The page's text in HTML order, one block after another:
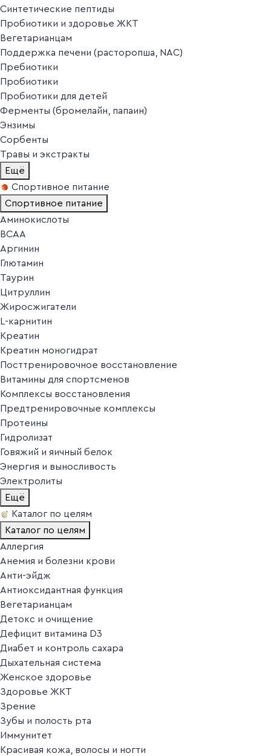
Синтетические пептиды
Пробиотики и здоровье ЖКТ
Вегетарианцам
Поддержка печени (расторопша, NAC)
Пребиотики
Пробиотики
Пробиотики для детей
Ферменты (бромелайн, папаин)
Энзимы
Сорбенты
Травы и экстракты
Ещё
Спортивное питание
Спортивное питание
Аминокислоты
BCAA
Аргинин
Глютамин
Таурин
Цитруллин
Жиросжигатели
L-карнитин
Креатин
Креатин моногидрат
Посттренировочное восстановление
Витамины для спортсменов
Комплексы восстановления
Предтренировочные комплексы
Протеины
Гидролизат
Говяжий и яичный белок
Энергия и выносливость
Электролиты
Ещё
Каталог по целям
Каталог по целям
Аллергия
Анемия и болезни крови
Анти-эйдж
Антиоксидантная функция
Вегетарианцам
Детокс и очищение
Дефицит витамина D3
Диабет и контроль сахара
Дыхательная система
Женское здоровье
Здоровье ЖКТ
Зрение
Зубы и полость рта
Иммунитет
Красивая кожа, волосы и ногти